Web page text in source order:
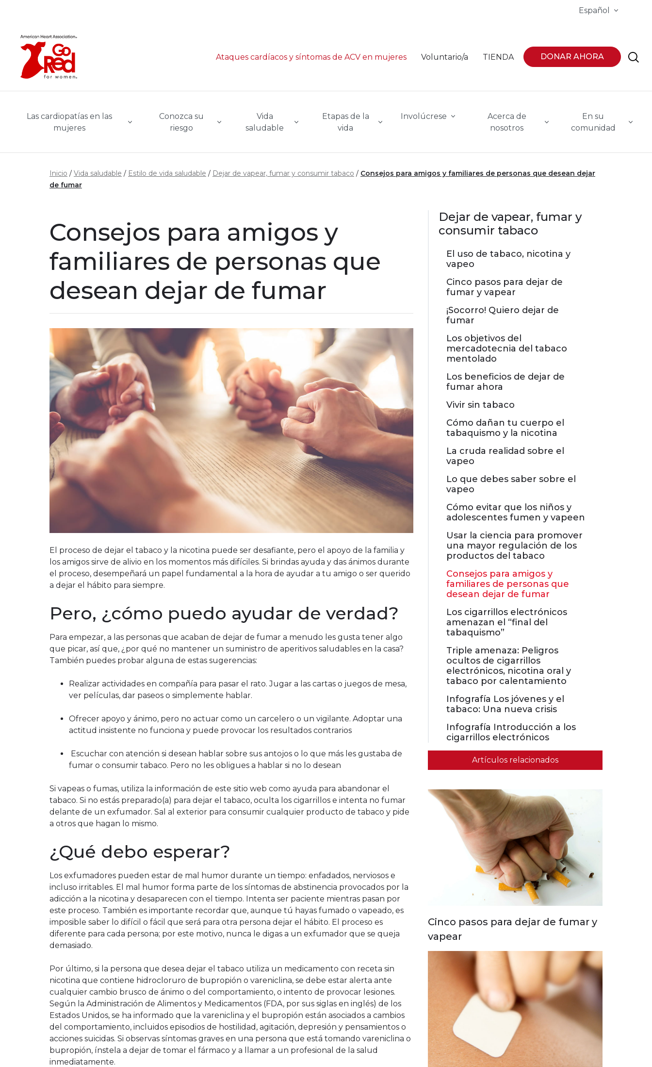
Español
Ataques cardíacos y síntomas de ACV en mujeres Voluntario/a TIENDA DONAR AHORA
Las cardiopatías en las
mujeres
Conozca su
riesgo
Vida
saludable
Etapas de la
vida
Involúcrese
Acerca de
nosotros
En su
comunidad
Inicio Vida saludable Estilo de vida saludable Dejar de vapear, fumar y consumir tabaco
Consejos para amigos y familiares de personas que desean dejar
de fumar
Consejos para amigos y
familiares de personas que
desean dejar de fumar
El proceso de dejar el tabaco y la nicotina puede ser desafiante, pero el apoyo de la familia y
los amigos sirve de alivio en los momentos más difíciles. Si brindas ayuda y das ánimos durante
el proceso, desempeñará un papel fundamental a la hora de ayudar a tu amigo o ser querido
a dejar el hábito para siempre.
Pero, ¿cómo puedo ayudar de verdad?
Para empezar, a las personas que acaban de dejar de fumar a menudo les gusta tener algo
que picar, así que, ¿por qué no mantener un suministro de aperitivos saludables en la casa?
También puedes probar alguna de estas sugerencias:
Realizar actividades en compañía para pasar el rato. Jugar a las cartas o juegos de mesa,
ver películas, dar paseos o simplemente hablar.
Ofrecer apoyo y ánimo, pero no actuar como un carcelero o un vigilante. Adoptar una
actitud insistente no funciona y puede provocar los resultados contrarios
Escuchar con atención si desean hablar sobre sus antojos o lo que más les gustaba de
fumar o consumir tabaco. Pero no les obligues a hablar si no lo desean
Si vapeas o fumas, utiliza la información de este sitio web como ayuda para abandonar el
tabaco. Si no estás preparado(a) para dejar el tabaco, oculta los cigarrillos e intenta no fumar
delante de un exfumador. Sal al exterior para consumir cualquier producto de tabaco y pide
a otros que hagan lo mismo.
¿Qué debo esperar?
Los exfumadores pueden estar de mal humor durante un tiempo: enfadados, nerviosos e
incluso irritables. El mal humor forma parte de los síntomas de abstinencia provocados por la
adicción a la nicotina y desaparecen con el tiempo. Intenta ser paciente mientras pasan por
este proceso. También es importante recordar que, aunque tú hayas fumado o vapeado, es
imposible saber lo difícil o fácil que será para otra persona dejar el hábito. El proceso es
diferente para cada persona; por este motivo, nunca le digas a un exfumador que se queja
demasiado.
Por último, si la persona que desea dejar el tabaco utiliza un medicamento con receta sin
nicotina que contiene hidrocloruro de bupropión o vareniclina, se debe estar alerta ante
cualquier cambio brusco de ánimo o del comportamiento, o intento de provocar lesiones.
Según la Administración de Alimentos y Medicamentos (FDA, por sus siglas en inglés) de los
Estados Unidos, se ha informado que la vareniclina y el bupropión están asociados a cambios
del comportamiento, incluidos episodios de hostilidad, agitación, depresión y pensamientos o
acciones suicidas. Si observas síntomas graves en una persona que está tomando vareniclina o
bupropión, ínstela a dejar de tomar el fármaco y a llamar a un profesional de la salud
inmediatamente.
Dejar de vapear, fumar y
consumir tabaco
El uso de tabaco, nicotina y
vapeo
Cinco pasos para dejar de
fumar y vapear
¡Socorro! Quiero dejar de
fumar
Los objetivos del
mercadotecnia del tabaco
mentolado
Los beneficios de dejar de
fumar ahora
Vivir sin tabaco
Cómo dañan tu cuerpo el
tabaquismo y la nicotina
La cruda realidad sobre el
vapeo
Lo que debes saber sobre el
vapeo
Cómo evitar que los niños y
adolescentes fumen y vapeen
Usar la ciencia para promover
una mayor regulación de los
productos del tabaco
Consejos para amigos y
familiares de personas que
desean dejar de fumar
Los cigarrillos electrónicos
amenazan el “final del
tabaquismo”
Triple amenaza: Peligros
ocultos de cigarrillos
electrónicos, nicotina oral y
tabaco por calentamiento
Infografía Los jóvenes y el
tabaco: Una nueva crisis
Infografía Introducción a los
cigarrillos electrónicos
Artículos relacionados
Cinco pasos para dejar de fumar y
vapear